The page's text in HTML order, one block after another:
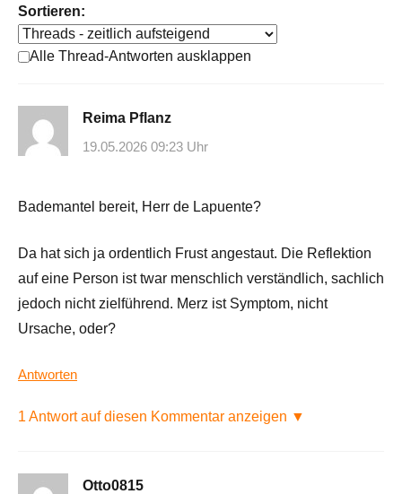
Sortieren:
Alle Thread-Antworten ausklappen
Reima Pflanz
19.05.2026 09:23 Uhr
Bademantel bereit, Herr de Lapuente?
Da hat sich ja ordentlich Frust angestaut. Die Reflektion
auf eine Person ist twar menschlich verständlich, sachlich
jedoch nicht zielführend. Merz ist Symptom, nicht
Ursache, oder?
Antworten
1 Antwort auf diesen Kommentar anzeigen ▼
Otto0815